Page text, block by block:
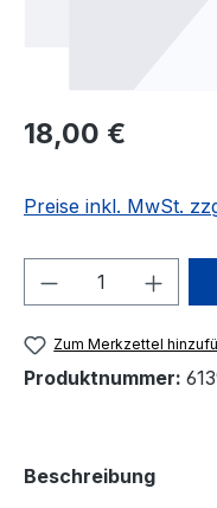
Regulärer Preis:
18,00 €
Preise inkl. MwSt.
Produkt
Zum Merkzettel
Produktnummer:
Beschreibung